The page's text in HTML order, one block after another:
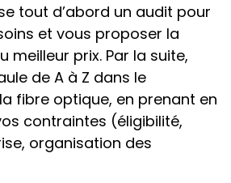
tout d’abord un audit pour
et vous proposer la
meilleur prix. Par la suite,
de A à Z dans le
fibre optique, en prenant en
contraintes (éligibilité,
organisation des